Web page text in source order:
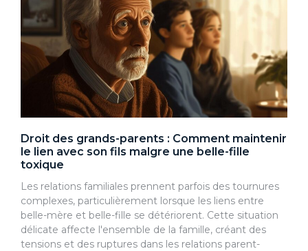
Droit des grands-parents : Comment maintenir
le lien avec son fils malgre une belle-fille
toxique
Les relations familiales prennent parfois des tournures
complexes, particulièrement lorsque les liens entre
belle-mère et belle-fille se détériorent. Cette situation
délicate affecte l'ensemble de la famille, créant des
tensions et des ruptures dans les relations parent-